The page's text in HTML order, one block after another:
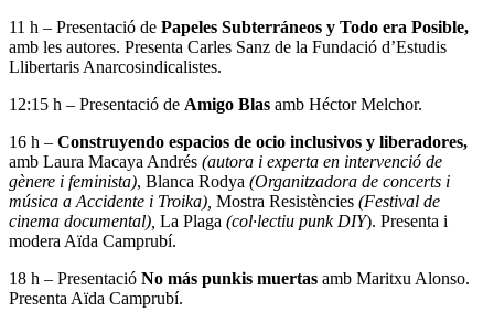
11 h – Presentació de Papeles Subterráneos y Todo era Posible,
amb les autores. Presenta Carles Sanz de la Fundació d’Estudis
Llibertaris Anarcosindicalistes.
12:15 h – Presentació de Amigo Blas amb Héctor Melchor.
16 h – Construyendo espacios de ocio inclusivos y liberadores,
amb Laura Macaya Andrés (autora i experta en intervenció de
gènere i feminista), Blanca Rodya (Organitzadora de concerts i
música a Accidente i Troika), Mostra Resistències (Festival de
cinema documental), La Plaga (col·lectiu punk DIY). Presenta i
modera Aïda Camprubí.
18 h – Presentació No más punkis muertas amb Maritxu Alonso.
Presenta Aïda Camprubí.